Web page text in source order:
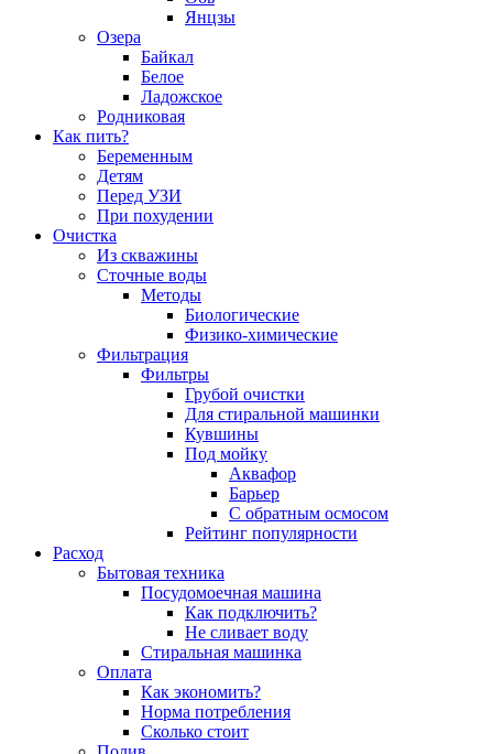
Янцзы
Озера
Байкал
Белое
Ладожское
Родниковая
Как пить?
Беременным
Детям
Перед УЗИ
При похудении
Очистка
Из скважины
Сточные воды
Методы
Биологические
Физико-химические
Фильтрация
Фильтры
Грубой очистки
Для стиральной машинки
Кувшины
Под мойку
Аквафор
Барьер
С обратным осмосом
Рейтинг популярности
Расход
Бытовая техника
Посудомоечная машина
Как подключить?
Не сливает воду
Стиральная машинка
Оплата
Как экономить?
Норма потребления
Сколько стоит